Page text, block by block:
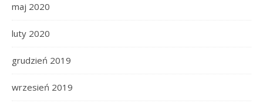
maj 2020
luty 2020
grudzień 2019
wrzesień 2019